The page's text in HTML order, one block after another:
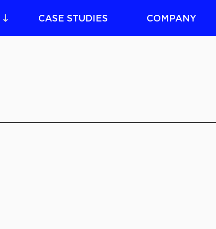
CASE STUDIES COMPANY